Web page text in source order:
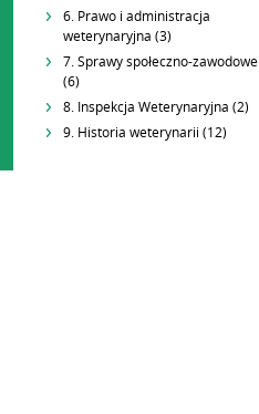
6. Prawo i administracja
weterynaryjna (3)
7. Sprawy społeczno-zawodowe
(6)
8. Inspekcja Weterynaryjna (2)
9. Historia weterynarii (12)